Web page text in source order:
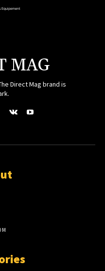
Equipement
MAG
Direct Mag brand is